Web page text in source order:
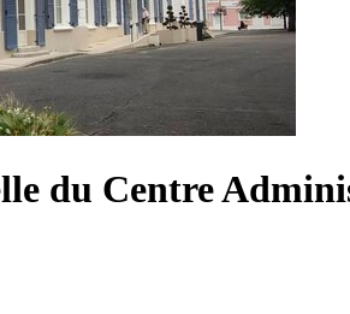
du Centre